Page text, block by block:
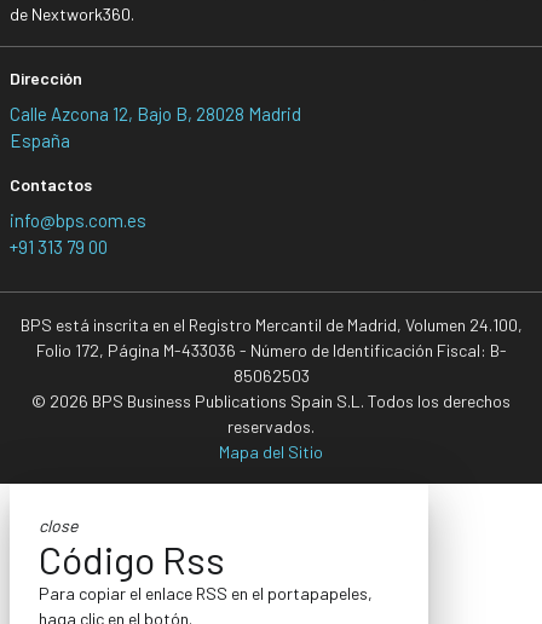
de Nextwork360.
Dirección
Calle Azcona 12, Bajo B, 28028 Madrid
España
Contactos
info@bps.com.es
+91 313 79 00
BPS está inscrita en el Registro Mercantil de Madrid, Volumen 24.100,
Folio 172, Página M-433036 - Número de Identificación Fiscal: B-
85062503
© 2026 BPS Business Publications Spain S.L. Todos los derechos
reservados.
Mapa del Sitio
close
Código Rss
Para copiar el enlace RSS en el portapapeles,
haga clic en el botón.